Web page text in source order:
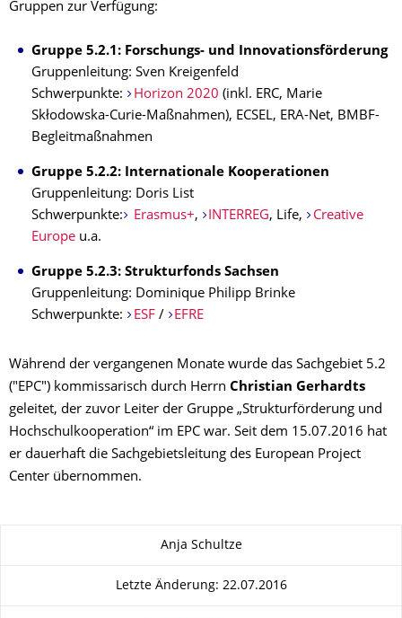
Gruppen zur Verfügung:
Gruppe 5.2.1: Forschungs- und Innovationsförderung
Gruppenleitung: Sven Kreigenfeld
Schwerpunkte:
Horizon 2020 (inkl. ERC, Marie
Skłodowska-Curie-Maßnahmen), ECSEL, ERA-Net, BMBF-
Begleitmaßnahmen
Gruppe 5.2.2: Internationale Kooperationen
Gruppenleitung: Doris List
Schwerpunkte:
Erasmus+, INTERREG, Life,
Creative
Europe u.a.
Gruppe 5.2.3: Strukturfonds Sachsen
Gruppenleitung: Dominique Philipp Brinke
Schwerpunkte:
ESF/ EFRE
Während der vergangenen Monate wurde das Sachgebiet 5.2
("EPC") kommissarisch durch Herrn Christian Gerhardts
geleitet, der zuvor Leiter der Gruppe „Strukturförderung und
Hochschulkooperation“ im EPC war. Seit dem 15.07.2016 hat
er dauerhaft die Sachgebietsleitung des European Project
Center übernommen.
Anja Schultze
Letzte Änderung: 22.07.2016